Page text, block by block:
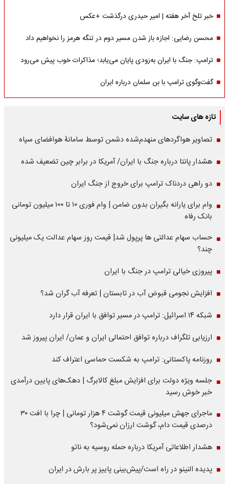
خبر تلخ آخر هفته | امیر حیدری درگذشت +عکس
محسن رضایی: اجازه باز شدن مسیر دوم در تنگه هرمز را نخواهیم داد
ترامپ: جنگ با ایران به‌زودی پایان می‌یابد؛ مذاکرات خوب پیش می‌رود
گفت‌وگوی ترامپ با بن سلمان درباره ایران
تازه های سایت
تصاویر هواگردهای منهدم‌شده دشمن توسط سامانۀ هوافضای سپاه
هشدار پانتا درباره جنگ با ایران/ آمریکا در برابر چین تضعیف شده
دو راهی دردناک ترامپ برای خروج از جنگ ایران
وام برای یارانه بگیران بدون ضامن | وام فوری ۱۰ تا ۱۰۰ میلیون تومانی
بانک رفاه
حساب سهام عدالتی ها پرپول شد| قیمت روز سهام عدالت یک میلیونی
چند؟
پیروزی خیالی ترامپ در جنگ با ایران
افزایش نجومی قبوض آب در تابستان | تعرفه آب گران شد؟
شبکه ۱۴ اسرائیل: ترامپ در مسیر توافق با ایران قرار دارد
ارزیابی تلگراف درباره توافق احتمالی ایران و عمان/ ایران پیروز شد
روزنامه پاکستانی: ترامپ به شکست حماسی اعتراف کند
جلسه ویژه دولت برای افزایش مبلغ کالابرگ | دهک‌های پایین درآمدی
خبر خوش رسید
ماجرای جهش میلیونی قیمت گوشت ۴ هزار تومانی | چرا با افت ۳۰
درصدی قیمت دام، گوشت ارزان نمی‌شود؟
هشدار اطلاعاتی آمریکا درباره حمله روسیه به ناتو
پدیده النینو در راه است/پیش‌بینی پاییز پر بارش در ایران